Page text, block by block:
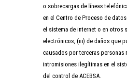
o sobrecargas de líneas
en el Centro de Proceso de
el sistema de internet o en otros
electrónicos, (iii) de daños que
causados por terceras personas
intromisiones ilegítimas en el
del control de ACEBSA.